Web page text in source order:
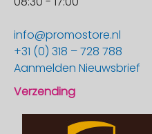
info@promostore.nl
+31 (0) 318 – 728 788
Aanmelden Nieuwsbrief
Verzending